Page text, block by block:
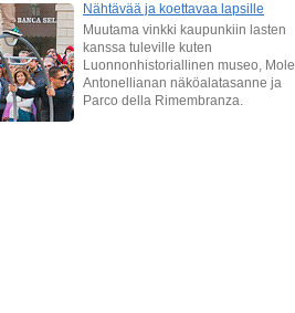
Nähtävää ja koettavaa lapsille
Muutama vinkki kaupunkiin lasten
kanssa tuleville kuten
Luonnonhistoriallinen museo, Mole
Antonellianan näköalatasanne ja
Parco della Rimembranza.